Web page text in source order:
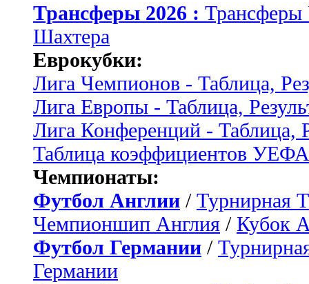
Трансферы 2026 :
Шахтера
Еврокубки:
Лига Чемпионов - Таблица,
Лига Европы - Таблица,
Лига Конференций - Таблица,
Таблица коэффициентов УЕФА
Чемпионаты:
Футбол Англии / Турнирная
Чемпионшип Англия / Кубок
Футбол Германии /
Германии